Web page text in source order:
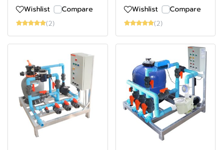
Wishlist Compare
(2)
Wishlist Compare
(2)